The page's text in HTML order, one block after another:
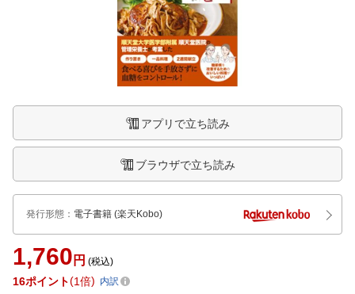
アプリで立ち読み
ブラウザで立ち読み
発行形態 ： 電子書籍 (楽天Kobo)
1,760 円 (税込)
16ポイント 1倍 内訳